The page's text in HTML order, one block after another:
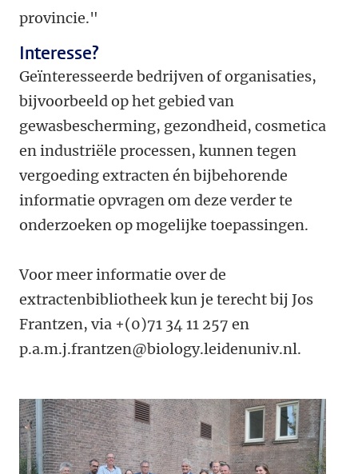
provincie."
Interesse?
Geïnteresseerde bedrijven of organisaties,
bijvoorbeeld op het gebied van
gewasbescherming, gezondheid, cosmetica
en industriële processen, kunnen tegen
vergoeding extracten én bijbehorende
informatie opvragen om deze verder te
onderzoeken op mogelijke toepassingen.
Voor meer informatie over de
extractenbibliotheek kun je terecht bij Jos
Frantzen, via +(0)71 34 11 257 en
p.a.m.j.frantzen@biology.leidenuniv.nl.